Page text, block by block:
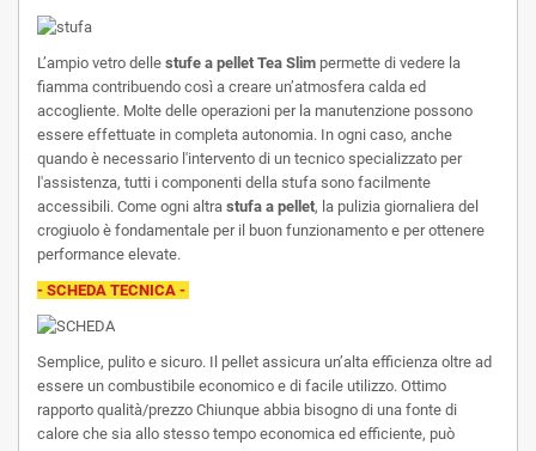
L’ampio vetro delle stufe a pellet Tea Slim permette di vedere la
fiamma contribuendo così a creare un’atmosfera calda ed
accogliente. Molte delle operazioni per la manutenzione possono
essere effettuate in completa autonomia. In ogni caso, anche
quando è necessario l'intervento di un tecnico specializzato per
l'assistenza, tutti i componenti della stufa sono facilmente
accessibili. Come ogni altra stufa a pellet, la pulizia giornaliera del
crogiuolo è fondamentale per il buon funzionamento e per ottenere
performance elevate.
- SCHEDA TECNICA -
Semplice, pulito e sicuro. Il pellet assicura un’alta efficienza oltre ad
essere un combustibile economico e di facile utilizzo. Ottimo
rapporto qualità/prezzo Chiunque abbia bisogno di una fonte di
calore che sia allo stesso tempo economica ed efficiente, può